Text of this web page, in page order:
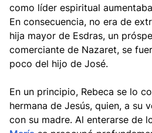
como líder espiritual
En consecuencia, no era de
hija mayor de Esdras, un
comerciante de Nazaret, se
poco del hijo de José.
En un principio, Rebeca se lo
hermana de Jesús, quien, a su
con su madre. Al enterarse de